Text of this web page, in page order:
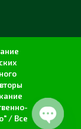
/ Все